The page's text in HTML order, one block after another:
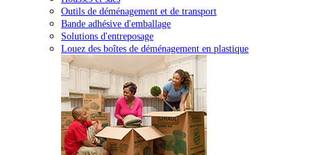
Outils de déménagement et de transport
Bande adhésive d'emballage
Solutions d'entreposage
Louez des boîtes de déménagement en plastique